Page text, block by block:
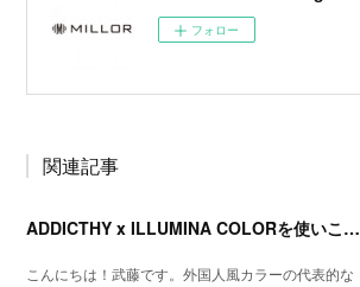
フォロー
関連記事
ADDICTHY x ILLUMINA COLORを使いこなす３つのポイント！
こんにちは！武藤です。外国人風カラーの代表的な